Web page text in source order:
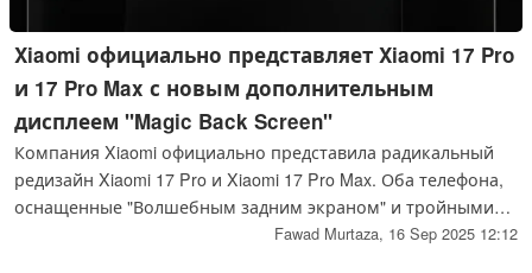
Xiaomi официально представляет Xiaomi 17 Pro
и 17 Pro Max с новым дополнительным
дисплеем "Magic Back Screen"
Компания Xiaomi официально представила радикальный
редизайн Xiaomi 17 Pro и Xiaomi 17 Pro Max. Оба телефона,
оснащенные "Волшебным задним экраном" и тройными
камерами на задней панели, похоже, черпают
Fawad Murtaza, 16 Sep 2025 12:12